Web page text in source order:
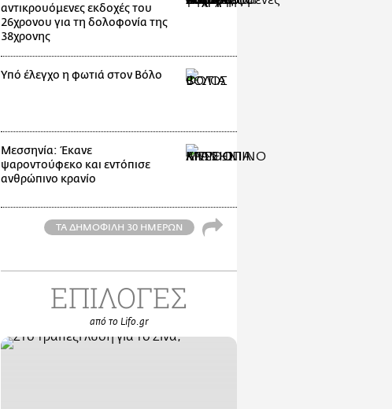
αντικρουόμενες εκδοχές του
26χρονου για τη δολοφονία της
38χρονης
Υπό έλεγχο η φωτιά στον Βόλο
Μεσσηνία: Έκανε
ψαροντούφεκο και εντόπισε
ανθρώπινο κρανίο
ΤΑ ΔΗΜΟΦΙΛΗ 30 ΗΜΕΡΩΝ
ΕΠΙΛΟΓΕΣ
από το Lifo.gr